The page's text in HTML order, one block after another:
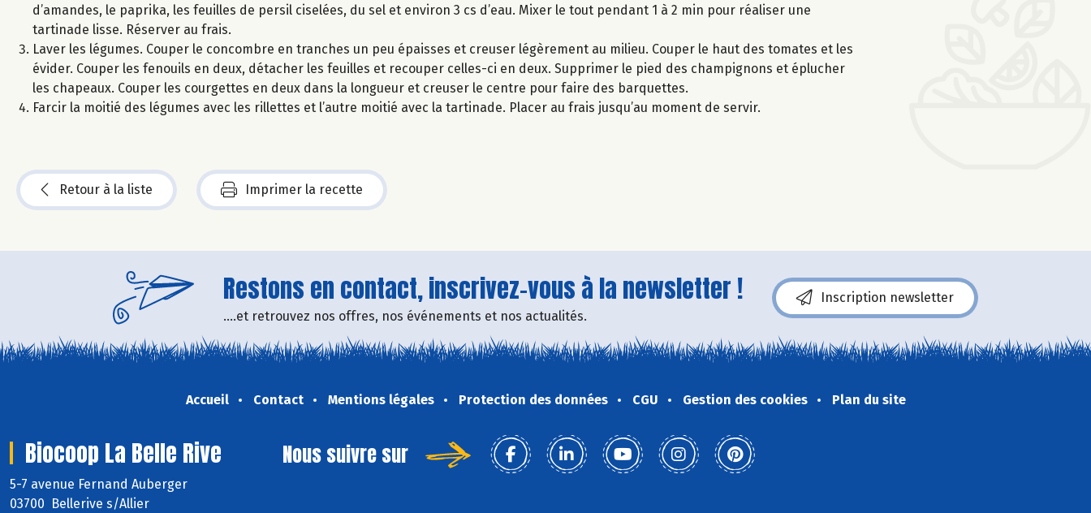
d’amandes, le paprika, les feuilles de persil ciselées, du sel et environ 3 cs d’eau. Mixer le tout pendant 1 à 2 min pour réaliser une
tartinade lisse. Réserver au frais.
Laver les légumes. Couper le concombre en tranches un peu épaisses et creuser légèrement au milieu. Couper le haut des tomates et les
évider. Couper les fenouils en deux, détacher les feuilles et recouper celles-ci en deux. Supprimer le pied des champignons et éplucher
les chapeaux. Couper les courgettes en deux dans la longueur et creuser le centre pour faire des barquettes.
Farcir la moitié des légumes avec les rillettes et l’autre moitié avec la tartinade. Placer au frais jusqu’au moment de servir.
Retour à la liste Imprimer la recette
Restons en contact, inscrivez-vous à la newsletter !
....et retrouvez nos offres, nos événements et nos actualités.
Inscription newsletter
Accueil Contact Mentions légales Protection des données CGU Gestion des cookies Plan du site
Biocoop La Belle Rive
5-7 avenue Fernand Auberger
03700 Bellerive s/Allier
Nous suivre sur